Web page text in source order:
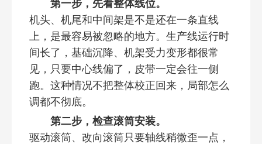
第一步，先看整体线位。
机头、机尾和中间架是不是还在一条直线
上，是最容易被忽略的地方。生产线运行时
间长了，基础沉降、机架受力变形都很常
见，只要中心线偏了，皮带一定会往一侧
跑。这种情况不把整体校正回来，局部怎么
调都不彻底。
第二步，检查滚筒安装。
驱动滚筒、改向滚筒只要轴线稍微歪一点，